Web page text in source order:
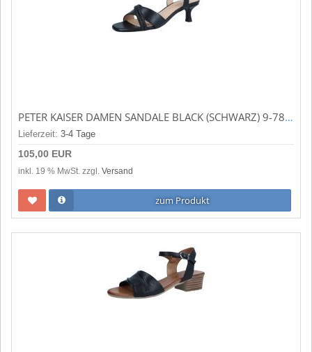
PETER KAISER DAMEN SANDALE BLACK (SCHWARZ) 9-78243-44-022
Lieferzeit: 3-4 Tage
105,00 EUR
inkl. 19 % MwSt. zzgl. Versand
zum Produkt